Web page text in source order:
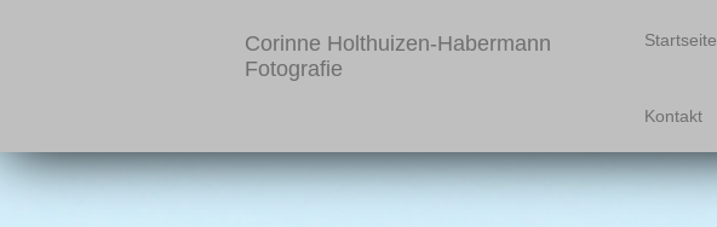
Corinne Holthuizen-Habermann
Fotografie
Startseite
Kontakt